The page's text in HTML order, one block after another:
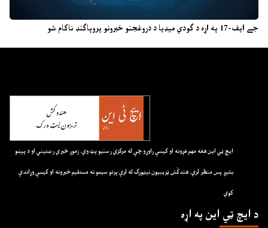
جے ایف-17 په اړه د ګودي میډیا د دروغجنو خبرونو پروپاګنډ ناکام شو
ايچ ټي اين هغه مهم غږونه او کيسې راوړو چې له مرکزي رسنيو پټ وي. زموږ خبري رښتيني او د پېښو
بشپړ پس منظر لري. هندکُش ټريبيون نيټورک له لرې پرتو سيمو نه مستقيم خبرونه او کيسې وړاندې
کوي
د ايچ ټي اين په اړه